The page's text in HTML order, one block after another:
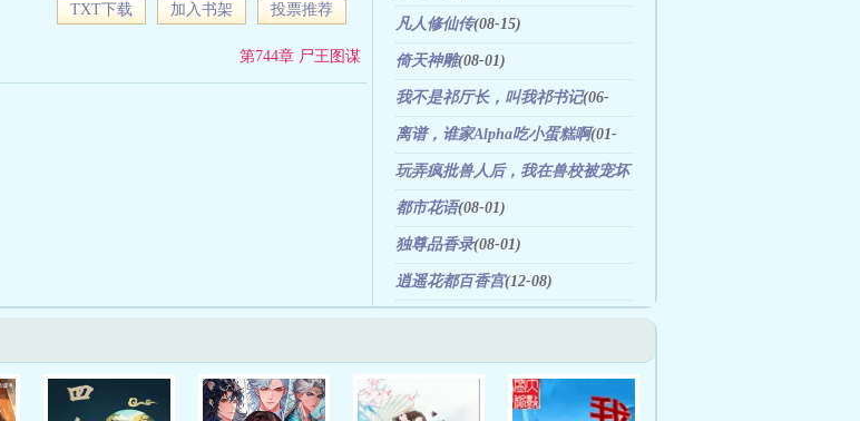
TXT下载 加入书架 投票推荐
第744章 尸王图谋
凡人修仙传(08-15)
倚天神雕(08-01)
我不是祁厅长，叫我祁书记(06-
08)
离谱，谁家Alpha吃小蛋糕啊(01-
16)
玩弄疯批兽人后，我在兽校被宠坏
(08-05)
都市花语(08-01)
独尊品香录(08-01)
逍遥花都百香宫(12-08)